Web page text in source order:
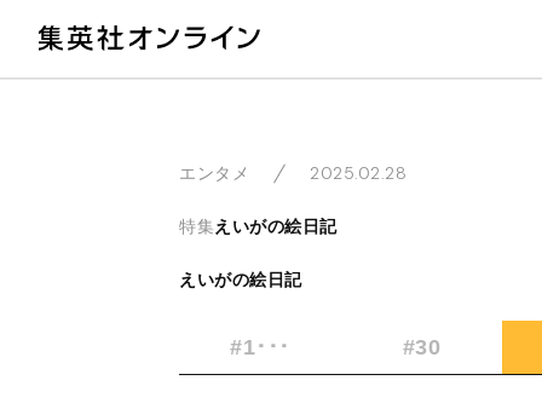
エンタメ 2025.02.28
特集えいがの絵日記
えいがの絵日記
#1･･･ #30